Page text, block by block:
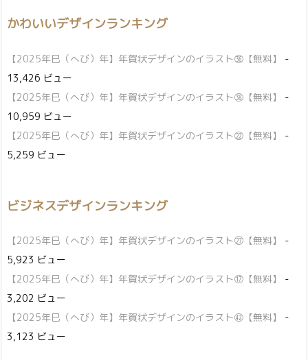
かわいいデザインランキング
【2025年巳（へび）年】年賀状デザインのイラスト㊱【無料】
-
13,426 ビュー
【2025年巳（へび）年】年賀状デザインのイラスト㊳【無料】
-
10,959 ビュー
【2025年巳（へび）年】年賀状デザインのイラスト㉒【無料】
-
5,259 ビュー
ビジネスデザインランキング
【2025年巳（へび）年】年賀状デザインのイラスト㉗【無料】
-
5,923 ビュー
【2025年巳（へび）年】年賀状デザインのイラスト⑰【無料】
-
3,202 ビュー
【2025年巳（へび）年】年賀状デザインのイラスト㊷【無料】
-
3,123 ビュー